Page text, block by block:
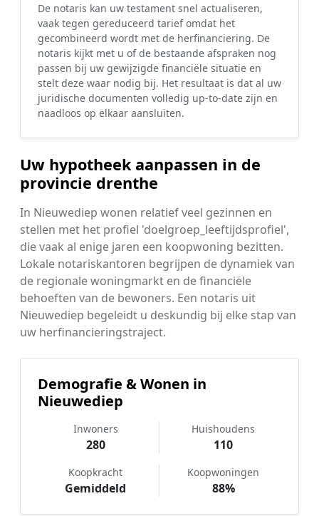
De notaris kan uw testament snel actualiseren,
vaak tegen gereduceerd tarief omdat het
gecombineerd wordt met de herfinanciering. De
notaris kijkt met u of de bestaande afspraken nog
passen bij uw gewijzigde financiële situatie en
stelt deze waar nodig bij. Het resultaat is dat al uw
juridische documenten volledig up-to-date zijn en
naadloos op elkaar aansluiten.
Uw hypotheek aanpassen in de
provincie drenthe
In Nieuwediep wonen relatief veel gezinnen en
stellen met het profiel 'doelgroep_leeftijdsprofiel',
die vaak al enige jaren een koopwoning bezitten.
Lokale notariskantoren begrijpen de dynamiek van
de regionale woningmarkt en de financiële
behoeften van de bewoners. Een notaris uit
Nieuwediep begeleidt u deskundig bij elke stap van
uw herfinancieringstraject.
Demografie & Wonen in
Nieuwediep
Inwoners
280
Huishoudens
110
Koopkracht
Gemiddeld
Koopwoningen
88%